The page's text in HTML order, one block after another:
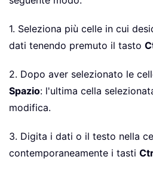
1. Seleziona più celle in cui
dati tenendo premuto il tasto
2. Dopo aver selezionato le
Spazio: l'ultima cella
modifica.
3. Digita i dati o il testo nella
contemporaneamente i tasti